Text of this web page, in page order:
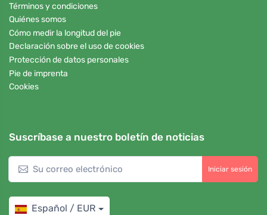
Términos y condiciones
Quiénes somos
Cómo medir la longitud del pie
Declaración sobre el uso de cookies
Protección de datos personales
Pie de imprenta
Cookies
Suscríbase a nuestro boletín de noticias
Iniciar sesión
Español / EUR